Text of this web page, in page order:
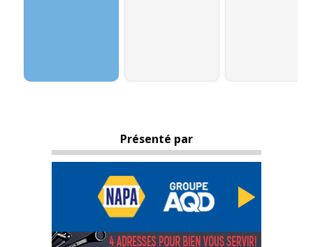
Présenté par